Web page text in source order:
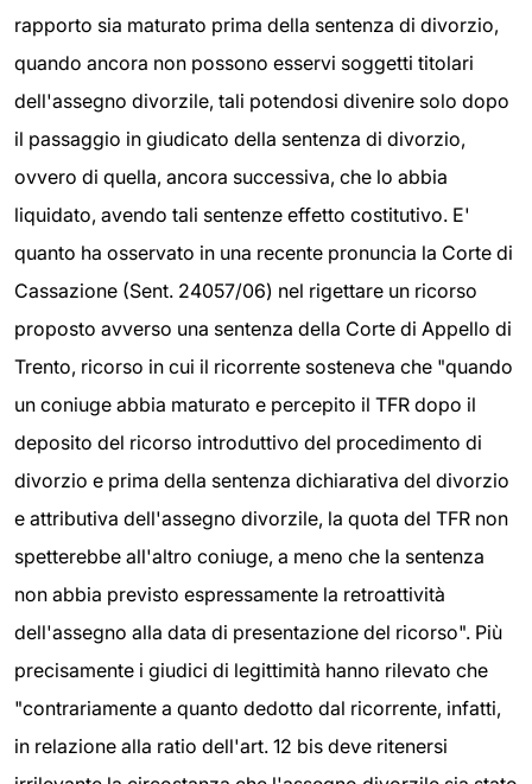
rapporto sia maturato prima della sentenza di divorzio,
quando ancora non possono esservi soggetti titolari
dell'assegno divorzile, tali potendosi divenire solo dopo
il passaggio in giudicato della sentenza di divorzio,
ovvero di quella, ancora successiva, che lo abbia
liquidato, avendo tali sentenze effetto costitutivo. E'
quanto ha osservato in una recente pronuncia la Corte di
Cassazione (Sent. 24057/06) nel rigettare un ricorso
proposto avverso una sentenza della Corte di Appello di
Trento, ricorso in cui il ricorrente sosteneva che "quando
un coniuge abbia maturato e percepito il TFR dopo il
deposito del ricorso introduttivo del procedimento di
divorzio e prima della sentenza dichiarativa del divorzio
e attributiva dell'assegno divorzile, la quota del TFR non
spetterebbe all'altro coniuge, a meno che la sentenza
non abbia previsto espressamente la retroattività
dell'assegno alla data di presentazione del ricorso". Più
precisamente i giudici di legittimità hanno rilevato che
"contrariamente a quanto dedotto dal ricorrente, infatti,
in relazione alla ratio dell'art. 12 bis deve ritenersi